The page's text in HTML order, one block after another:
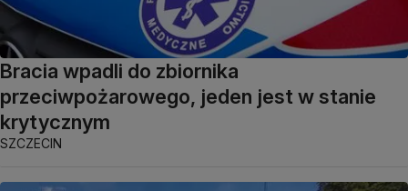
Bracia wpadli do zbiornika
przeciwpożarowego, jeden jest w stanie
krytycznym
SZCZECIN